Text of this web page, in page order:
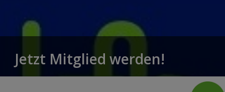
Jetzt Mitglied werden!